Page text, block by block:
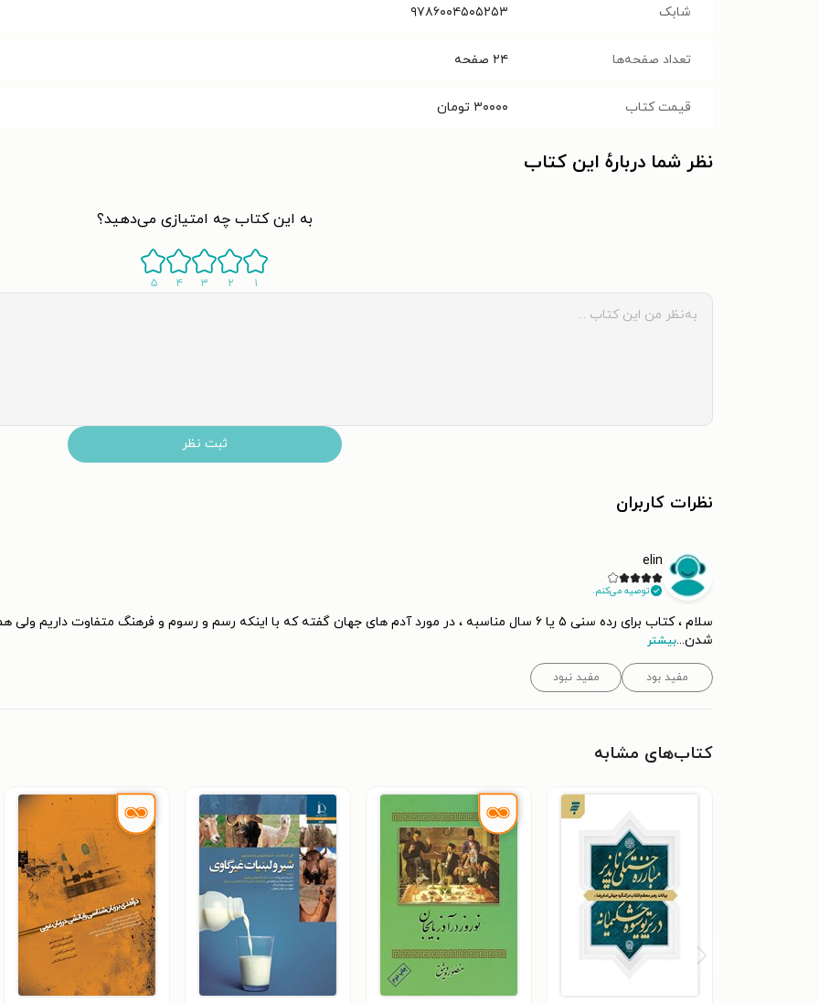
شابک ۹۷۸۶۰۰۴۵۰۵۲۵۳
تعداد صفحه‌ها ۲۴ صفحه
قیمت کتاب ۳۰۰۰۰ تومان
نظر شما دربارهٔ این کتاب
به این کتاب چه امتیازی می‌دهید؟
۱ ۲ ۳ ۴ ۵
ثبت نظر
نظرات کاربران
elin
توصیه می‌کنم.
سلام ، کتاب برای رده سنی ۵ یا ۶ سال مناسبه ، در مورد آدم های جهان گفته که با اینکه رسم و رسوم و فرهنگ
شدن...بیشتر
مفید بود مفید نبود
کتاب‌های مشابه